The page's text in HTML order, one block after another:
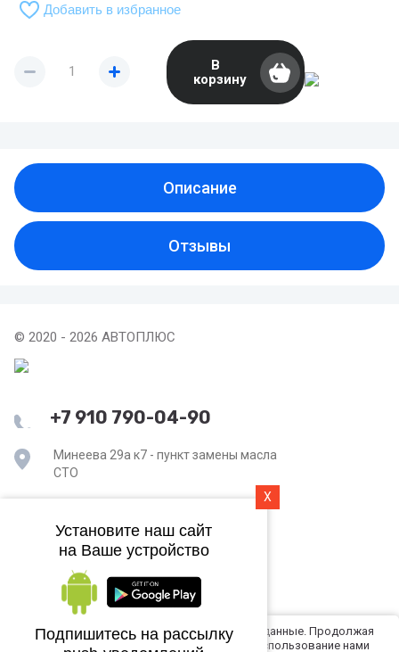
Добавить в избранное
В
корзину
Описание
Отзывы
© 2020 - 2026 АВТОПЛЮС
+7 910 790-04-90
Минеева 29а к7 - пункт замены масла
СТО
Главная
Политика конфиденциальности
Этот сайт использует файлы cookie и метаданные. Продолжая
просматривать его, вы соглашаетесь на использование нами
X
Установите наш сайт
на Ваше устройство
Подпишитесь на рассылку